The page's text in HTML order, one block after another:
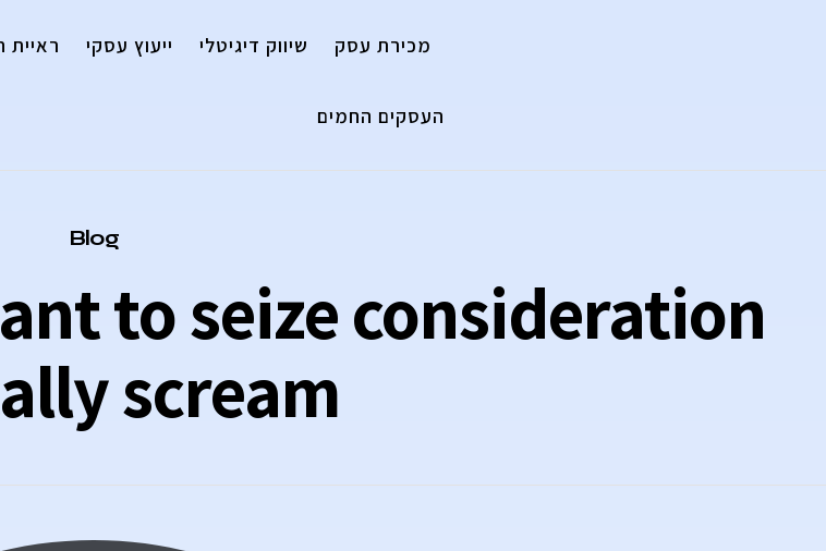
ראיית ייעוץ עסקי שיווק דיגיטלי מכירת עסק
העסקים החמים
to seize consideration
scream
Category
Blog